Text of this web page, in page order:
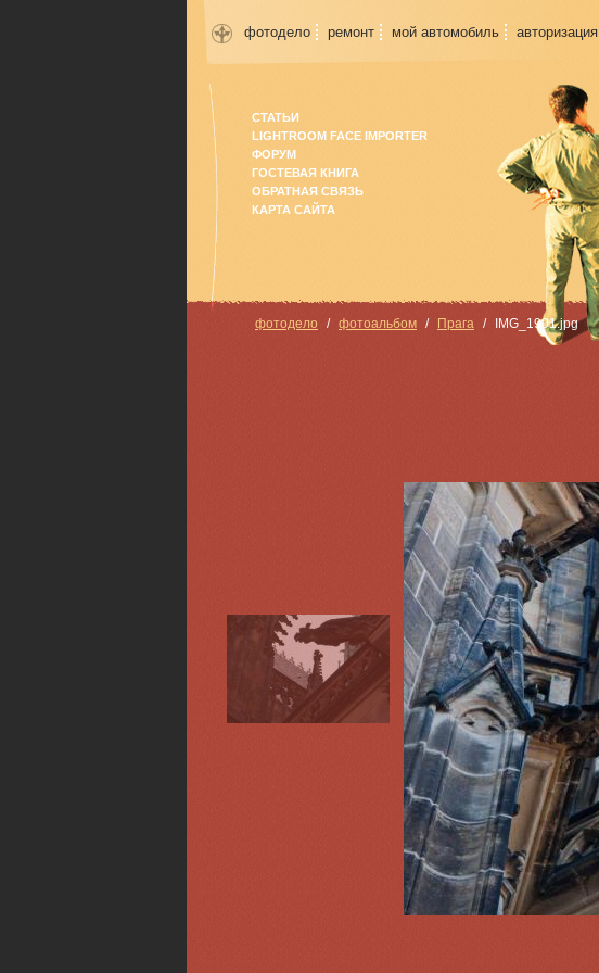
фотодело ремонт мой автомобиль авторизация
СТАТЬИ
LIGHTROOM FACE IMPORTER
ФОРУМ
ГОСТЕВАЯ КНИГА
ОБРАТНАЯ СВЯЗЬ
КАРТА САЙТА
фотодело фотоальбом Прага IMG_1901.jpg